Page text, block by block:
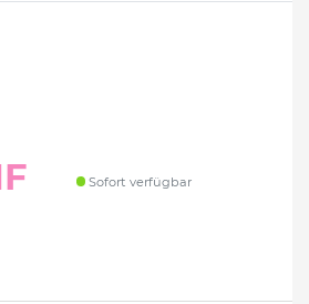
Sofort verfügbar